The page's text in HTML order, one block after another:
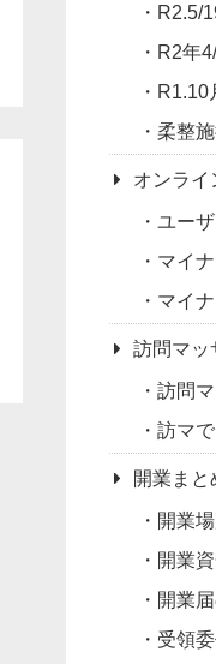
R2.5/
R2年
R1.10
柔整
オンライ
ユー
マイ
マイ
訪問マッ
訪問
訪マ
開業まと
開業
開業
開業
受領